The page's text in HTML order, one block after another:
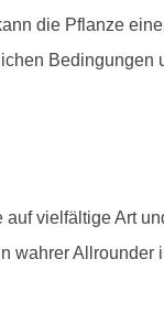
die Pflanze
vielfältige Art